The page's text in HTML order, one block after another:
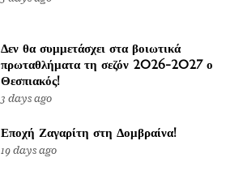
Δεν θα συμμετάσχει στα βοιωτικά
πρωταθλήματα τη σεζόν 2026-2027 ο
Θεσπιακός!
3 days ago
Εποχή Ζαγαρίτη στη Δομβραίνα!
19 days ago